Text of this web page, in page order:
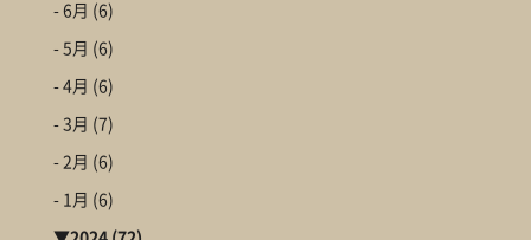
- 6月 (6)
- 5月 (6)
- 4月 (6)
- 3月 (7)
- 2月 (6)
- 1月 (6)